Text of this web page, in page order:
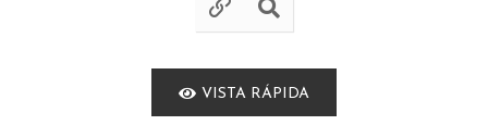
VISTA RÁPIDA